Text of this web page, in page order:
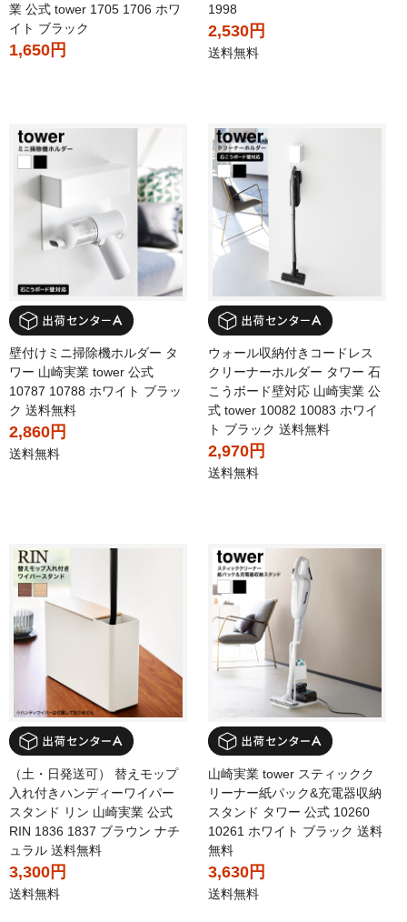
業 公式 tower 1705 1706 ホワ
イト ブラック
1,650円
1998
2,530円
送料無料
壁付けミニ掃除機ホルダー タ
ワー 山崎実業 tower 公式
10787 10788 ホワイト ブラッ
ク 送料無料
2,860円
送料無料
ウォール収納付きコードレス
クリーナーホルダー タワー 石
こうボード壁対応 山崎実業 公
式 tower 10082 10083 ホワイ
ト ブラック 送料無料
2,970円
送料無料
（土・日発送可） 替えモップ
入れ付きハンディーワイパー
スタンド リン 山崎実業 公式
RIN 1836 1837 ブラウン ナチ
ュラル 送料無料
3,300円
送料無料
山崎実業 tower スティックク
リーナー紙パック&充電器収納
スタンド タワー 公式 10260
10261 ホワイト ブラック 送料
無料
3,630円
送料無料